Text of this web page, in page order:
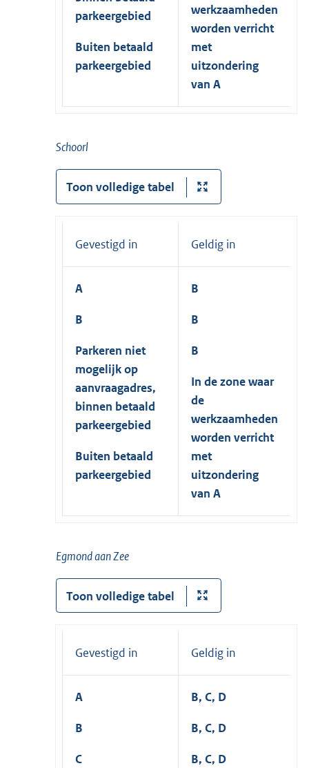
parkeergebied
Buiten betaald
parkeergebied
werkzaamheden
worden verricht
met
uitzondering
van A
Schoorl
Toon volledige tabel
Gevestigd in Geldig in
A
B
Parkeren niet
mogelijk op
aanvraagadres,
binnen betaald
parkeergebied
Buiten betaald
parkeergebied
B
B
B
In de zone waar
de
werkzaamheden
worden verricht
met
uitzondering
van A
Egmond aan Zee
Toon volledige tabel
Gevestigd in Geldig in
A
B
C
B, C, D
B, C, D
B, C, D